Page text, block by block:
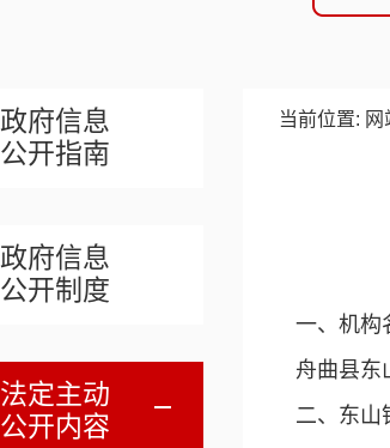
政府信息
公开指南
政府信息
公开制度
法定主动
公开内容
当前位置: 网
一、机构
舟曲县东
二、东山